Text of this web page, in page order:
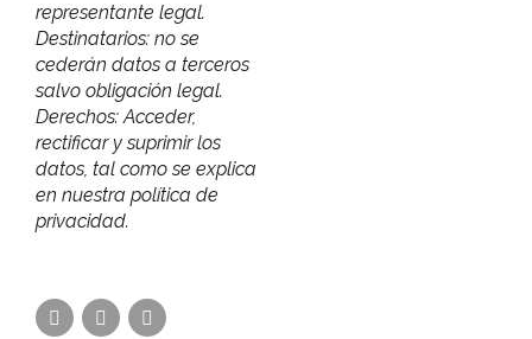
representante legal.
Destinatarios: no se
cederán datos a terceros
salvo obligación legal.
Derechos: Acceder,
rectificar y suprimir los
datos, tal como se explica
en nuestra política de
privacidad.